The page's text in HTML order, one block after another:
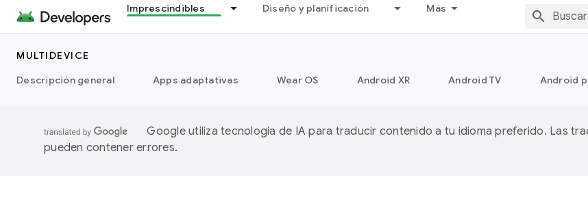
Imprescindibles Diseño y planificación Más
MULTIDEVICE
Descripción general
Apps adaptativas Wear OS Android XR Android TV Android
Google utiliza tecnología de IA para traducir contenido a tu idioma preferido. Las
pueden contener errores.